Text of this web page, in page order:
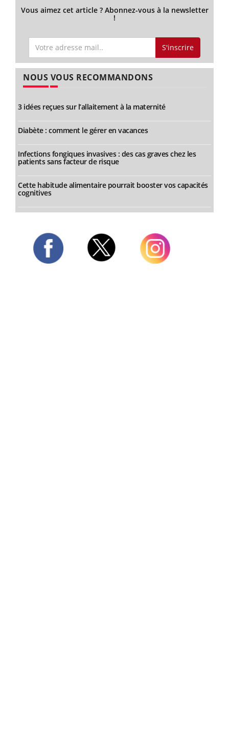
Vous aimez cet article ? Abonnez-vous à la newsletter
!
S'inscrire
NOUS VOUS RECOMMANDONS
3 idées reçues sur l’allaitement à la maternité
Diabète : comment le gérer en vacances
Infections fongiques invasives : des cas graves chez les
patients sans facteur de risque
Cette habitude alimentaire pourrait booster vos capacités
cognitives